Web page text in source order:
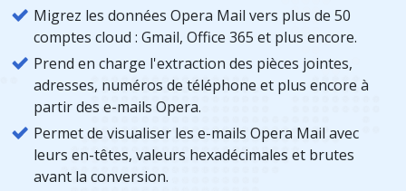
Migrez les données Opera Mail vers plus de 50
comptes cloud : Gmail, Office 365 et plus encore.
Prend en charge l'extraction des pièces jointes,
adresses, numéros de téléphone et plus encore à
partir des e-mails Opera.
Permet de visualiser les e-mails Opera Mail avec
leurs en-têtes, valeurs hexadécimales et brutes
avant la conversion.